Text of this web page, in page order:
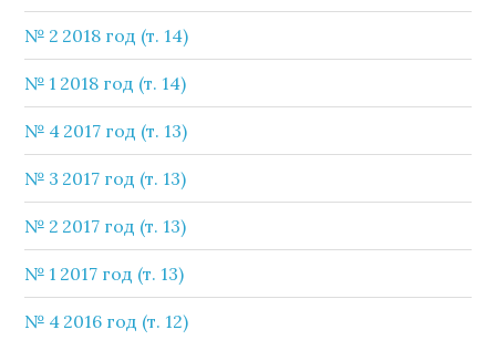
№ 2 2018 год (т. 14)
№ 1 2018 год (т. 14)
№ 4 2017 год (т. 13)
№ 3 2017 год (т. 13)
№ 2 2017 год (т. 13)
№ 1 2017 год (т. 13)
№ 4 2016 год (т. 12)